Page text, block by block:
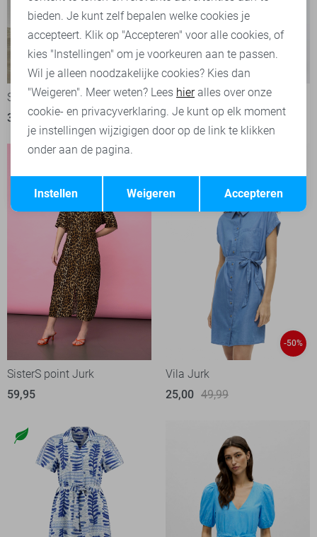
-50%
SisterS point Jurk
35,00 69,95
Only Jurk
20,00
39,99
SisterS point Jurk
59,95
-50%
Vila Jurk
25,00 49,99
Terug Opslaan
bieden. Je kunt zelf bepalen welke cookies je
accepteert. Klik op "Accepteren" voor alle cookies, of
kies "Instellingen" om je voorkeuren aan te passen.
Wil je alleen noodzakelijke cookies? Kies dan
"Weigeren". Meer weten? Lees hieralles over onze
cookie- en privacyverklaring. Je kunt op elk moment
je instellingen wijzigigen door op de link te klikken
onder aan de pagina.
Accepteren
Weigeren
Instellen